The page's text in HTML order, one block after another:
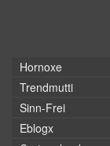
Hornoxe
Trendmutti
Sinn-Frei
Eblogx